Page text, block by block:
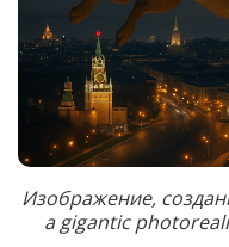
Изображение,
a gigantic